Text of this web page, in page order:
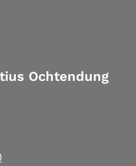
Ochtendung